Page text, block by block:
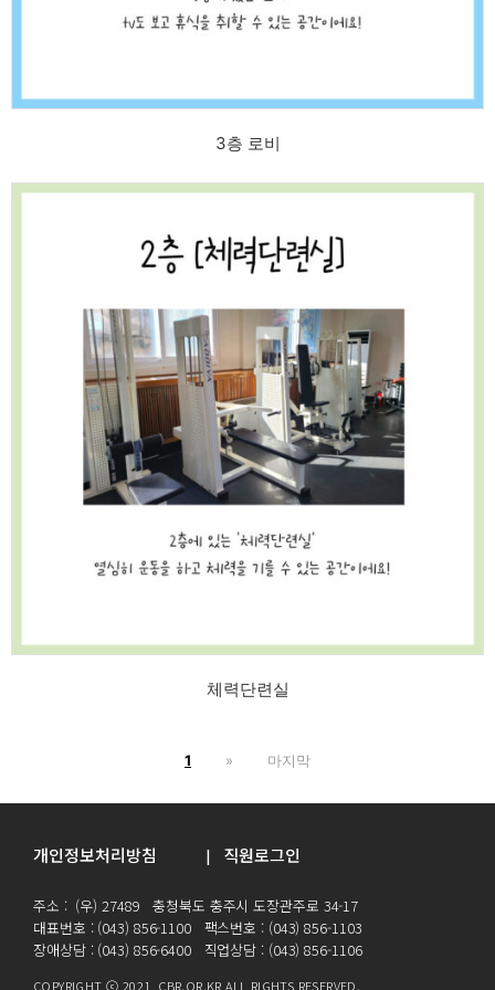
3층 로비
체력단련실
1 » 마지막
개인정보처리방침 | 직원로그인
주소 : (우) 27489 충청북도 충주시 도장관주로 34-17
대표번호 : (043) 856-1100 팩스번호 : (043) 856-1103
장애상담 : (043) 856-6400 직업상담 : (043) 856-1106
COPYRIGHT ⓒ 2021 CBR.OR.KR ALL RIGHTS RESERVED.